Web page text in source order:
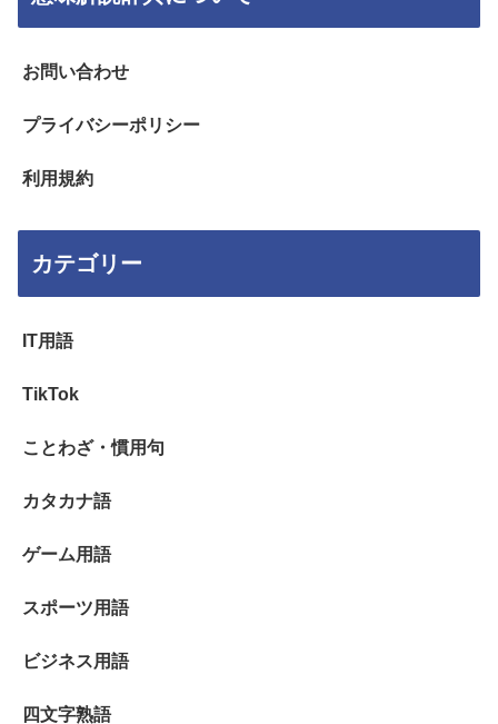
お問い合わせ
プライバシーポリシー
利用規約
カテゴリー
IT用語
TikTok
ことわざ・慣用句
カタカナ語
ゲーム用語
スポーツ用語
ビジネス用語
四文字熟語